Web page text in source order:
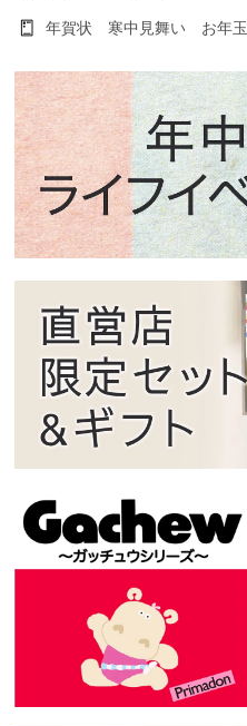
年賀状 寒中見舞い お年玉